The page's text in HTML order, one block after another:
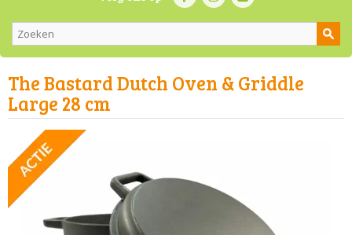
The Bastard Dutch Oven & Griddle
Large 28 cm